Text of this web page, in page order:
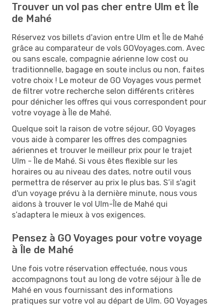
Trouver un vol pas cher entre Ulm et Île
de Mahé
Réservez vos billets d'avion entre Ulm et Île de Mahé
grâce au comparateur de vols GOVoyages.com. Avec
ou sans escale, compagnie aérienne low cost ou
traditionnelle, bagage en soute inclus ou non, faites
votre choix ! Le moteur de GO Voyages vous permet
de filtrer votre recherche selon différents critères
pour dénicher les offres qui vous correspondent pour
votre voyage à Île de Mahé.
Quelque soit la raison de votre séjour, GO Voyages
vous aide à comparer les offres des compagnies
aériennes et trouver le meilleur prix pour le trajet
Ulm - Île de Mahé. Si vous êtes flexible sur les
horaires ou au niveau des dates, notre outil vous
permettra de réserver au prix le plus bas. S’il s'agit
d'un voyage prévu à la dernière minute, nous vous
aidons à trouver le vol Ulm-Île de Mahé qui
s’adaptera le mieux à vos exigences.
Pensez à GO Voyages pour votre voyage
à Île de Mahé
Une fois votre réservation effectuée, nous vous
accompagnons tout au long de votre séjour à Île de
Mahé en vous fournissant des informations
pratiques sur votre vol au départ de Ulm. GO Voyages